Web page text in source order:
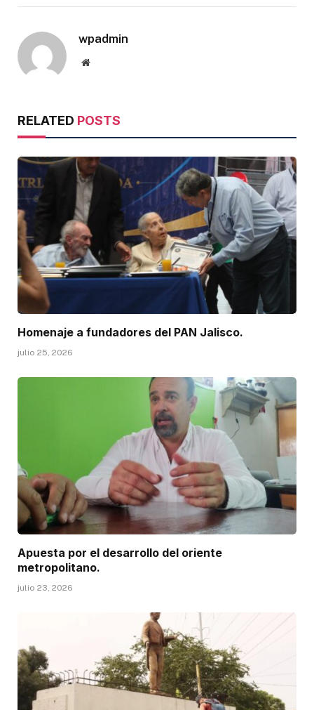
wpadmin
Website
RELATED POSTS
Homenaje a fundadores del PAN Jalisco.
julio 25, 2026
Apuesta por el desarrollo del oriente
metropolitano.
julio 23, 2026